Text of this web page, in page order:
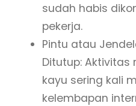
sudah habis
pekerja.
Pintu atau
Ditutup:
kayu sering kali
kelembapan